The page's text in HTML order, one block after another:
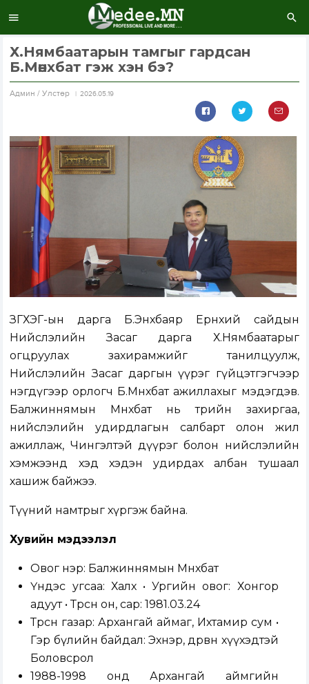
Х.Нямбаатарын тамгыг гардсан
Б.Мөнхбат гэж хэн бэ?
Aдмин / Улстөр 2026.05.19
ЗГХЭГ-ын дарга Б.Энхбаяр Ерөнхий сайдын
Нийслэлийн Засаг дарга Х.Нямбаатарыг
огцруулах захирамжийг танилцуулж,
Нийслэлийн Засаг даргын үүрэг гүйцэтгэгчээр
нэгдүгээр орлогч Б.Мөнхбат ажиллахыг мэдэгдэв.
Балжиннямын Мөнхбат нь төрийн захиргаа,
нийслэлийн удирдлагын салбарт олон жил
ажиллаж, Чингэлтэй дүүрэг болон нийслэлийн
хэмжээнд хэд хэдэн удирдах албан тушаал
хашиж байжээ.
Түүний намтрыг хүргэж байна.
Хувийн мэдээлэл
Овог нэр: Балжиннямын Мөнхбат
Үндэс угсаа: Халх • Ургийн овог: Хонгор
адуут • Төрсөн он, сар: 1981.03.24
Төрсөн газар: Архангай аймаг, Ихтамир сум •
Гэр бүлийн байдал: Эхнэр, дөрвөн хүүхэдтэй
Боловсрол
1988-1998 онд Архангай аймгийн